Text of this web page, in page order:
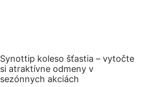
Synottip koleso šťastia – vytočte
si atraktívne odmeny v
sezónnych akciách